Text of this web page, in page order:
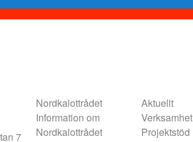
7
Nordkalottrådet
Aktuellt
Information om
Nordkalottrådet
Verksamhet
Projektstöd